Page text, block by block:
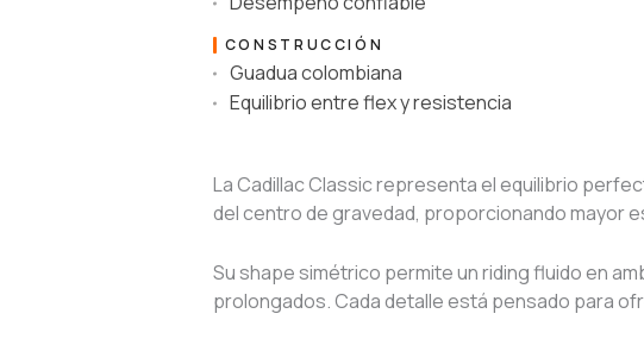
CONSTRUCCIÓN
Guadua colombiana
Equilibrio entre flex y resistencia
La Cadillac Classic representa el equilibrio
del centro de gravedad, proporcionando mayor
Su shape simétrico permite un riding fluido en
prolongados. Cada detalle está pensado para